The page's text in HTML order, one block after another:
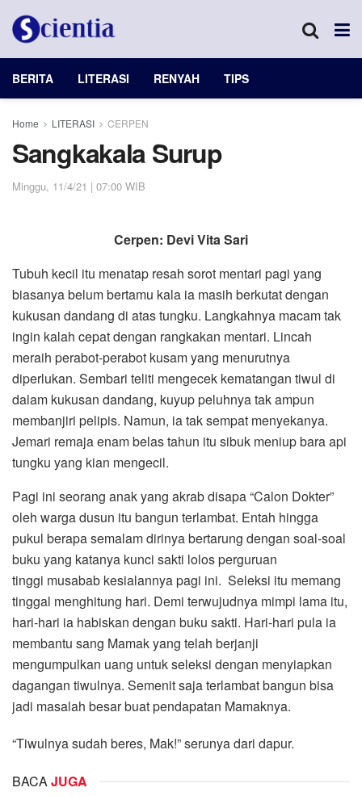
BERITA LITERASI RENYAH TIPS
Home LITERASI CERPEN
Sangkakala Surup
Minggu, 11/4/21 | 07:00 WIB
Cerpen: Devi Vita Sari
Tubuh kecil itu menatap resah sorot mentari pagi yang
biasanya belum bertamu kala ia masih berkutat dengan
kukusan dandang di atas tungku. Langkahnya macam tak
ingin kalah cepat dengan rangkakan mentari. Lincah
meraih perabot-perabot kusam yang menurutnya
diperlukan. Sembari teliti mengecek kematangan tiwul di
dalam kukusan dandang, kuyup peluhnya tak ampun
membanjiri pelipis. Namun, ia tak sempat menyekanya.
Jemari remaja enam belas tahun itu sibuk meniup bara api
tungku yang kian mengecil.
Pagi ini seorang anak yang akrab disapa “Calon Dokter”
oleh warga dusun itu bangun terlambat. Entah hingga
pukul berapa semalam dirinya bertarung dengan soal-soal
buku yang katanya kunci sakti lolos perguruan
tinggi musabab kesialannya pagi ini. Seleksi itu memang
tinggal menghitung hari. Demi terwujudnya mimpi lama itu,
hari-hari ia habiskan dengan buku sakti. Hari-hari pula ia
membantu sang Mamak yang telah berjanji
mengumpulkan uang untuk seleksi dengan menyiapkan
dagangan tiwulnya. Semenit saja terlambat bangun bisa
jadi masalah besar buat pendapatan Mamaknya.
“Tiwulnya sudah beres, Mak!” serunya dari dapur.
BACAJUGA